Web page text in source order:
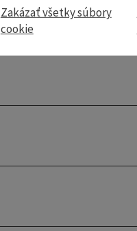
Zakázať všetky súbory
cookie